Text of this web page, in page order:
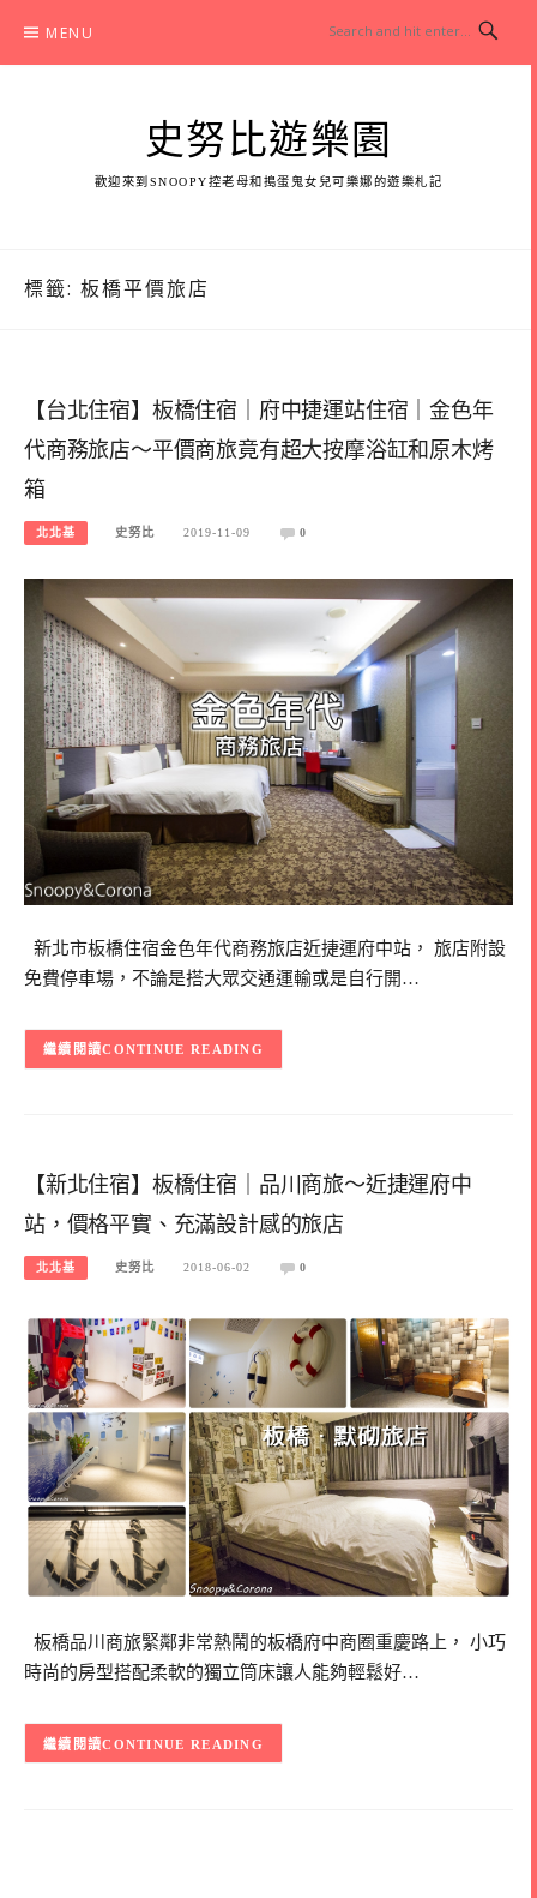
content
MENU
史努比遊樂園
歡迎來到SNOOPY控老母和搗蛋鬼女兒可樂娜的遊樂札記
標籤: 板橋平價旅店
【台北住宿】板橋住宿｜府中捷運站住宿｜金色年
代商務旅店～平價商旅竟有超大按摩浴缸和原木烤
箱
北北基 史努比 2019-11-09 0
新北市板橋住宿金色年代商務旅店近捷運府中站， 旅店附設
免費停車場，不論是搭大眾交通運輸或是自行開…
CONTINUE READING
【新北住宿】板橋住宿｜品川商旅～近捷運府中
站，價格平實、充滿設計感的旅店
北北基 史努比 2018-06-02 0
板橋品川商旅緊鄰非常熱鬧的板橋府中商圈重慶路上， 小巧
時尚的房型搭配柔軟的獨立筒床讓人能夠輕鬆好…
CONTINUE READING